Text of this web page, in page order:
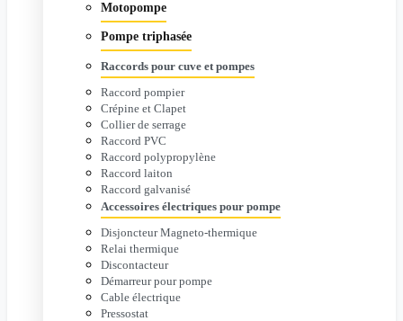
Motopompe
Pompe triphasée
Raccords pour cuve et pompes
Raccord pompier
Crépine et Clapet
Collier de serrage
Raccord PVC
Raccord polypropylène
Raccord laiton
Raccord galvanisé
Accessoires électriques pour pompe
Disjoncteur Magneto-thermique
Relai thermique
Discontacteur
Démarreur pour pompe
Cable électrique
Pressostat